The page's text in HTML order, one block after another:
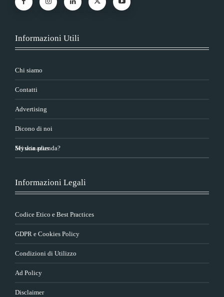
Informazioni Utili
Chi siamo
Contatti
Advertising
Dicono di noi
Sei una azienda?
Myskin plus
Informazioni Legali
Codice Etico e Best Practices
GDPR e Cookies Policy
Condizioni di Utilizzo
Ad Policy
Disclaimer